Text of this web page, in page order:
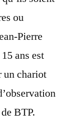
ou
Pierre
ans est
un chariot
BTP.